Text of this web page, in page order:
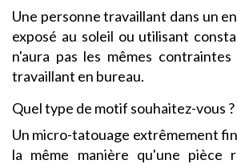
Une personne travaillant dans un
exposé au soleil ou utilisant
n'aura pas les mêmes
travaillant en bureau.
Quel type de motif souhaitez-vous ?
Un micro-tatouage extrêmement
la même manière qu'une pièce